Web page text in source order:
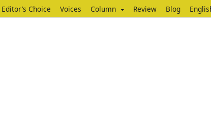
Editor’s Choice Voices Column Review Blog